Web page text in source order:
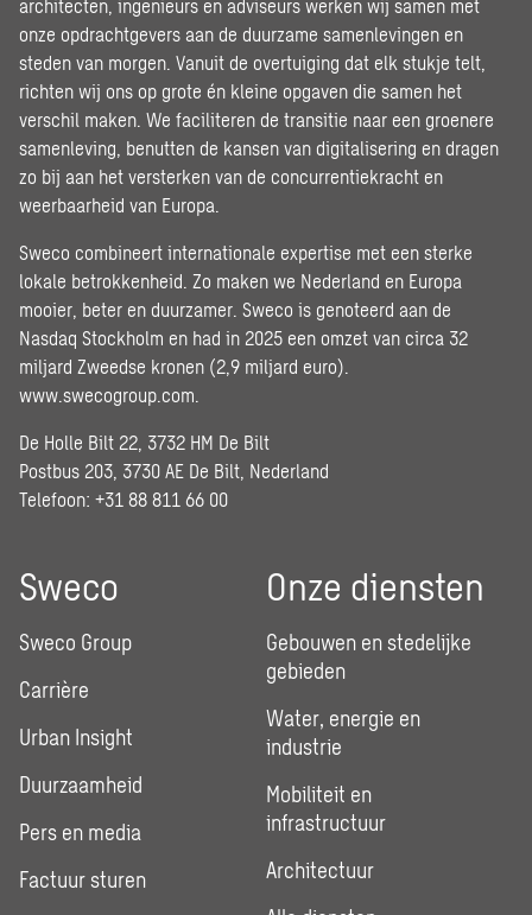
architecten, ingenieurs en adviseurs werken wij samen met
onze opdrachtgevers aan de duurzame samenlevingen en
steden van morgen. Vanuit de overtuiging dat elk stukje telt,
richten wij ons op grote én kleine opgaven die samen het
verschil maken. We faciliteren de transitie naar een groenere
samenleving, benutten de kansen van digitalisering en dragen
zo bij aan het versterken van de concurrentiekracht en
weerbaarheid van Europa.
Sweco combineert internationale expertise met een sterke
lokale betrokkenheid. Zo maken we Nederland en Europa
mooier, beter en duurzamer. Sweco is genoteerd aan de
Nasdaq Stockholm en had in 2025 een omzet van circa 32
miljard Zweedse kronen (2,9 miljard euro).
www.swecogroup.com
De Holle Bilt 22, 3732 HM De Bilt
Postbus 203, 3730 AE De Bilt, Nederland
Telefoon: +31 88 811 66 00
Sweco
Sweco Group
Carrière
Urban Insight
Duurzaamheid
Pers en media
Factuur sturen
Onze diensten
Gebouwen en stedelijke
gebieden
Water, energie en
industrie
Mobiliteit en
infrastructuur
Architectuur